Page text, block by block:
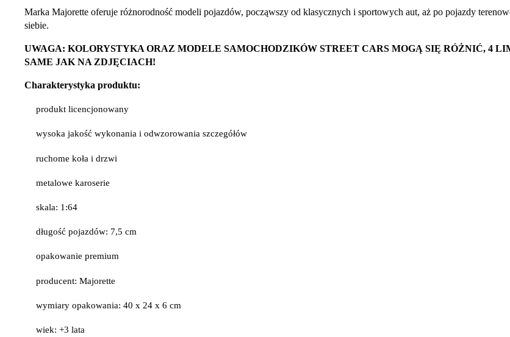
Marka Majorette oferuje różnorodność modeli pojazdów, począwszy od klasycznych i sportowych aut, aż po pojazdy
siebie.
UWAGA: KOLORYSTYKA ORAZ MODELE SAMOCHODZIKÓW STREET CARS MOGĄ SIĘ RÓŻNIĆ, 4
SAME JAK NA ZDJĘCIACH!
Charakterystyka produktu:
produkt licencjonowany
wysoka jakość wykonania i odwzorowania szczegółów
ruchome koła i drzwi
metalowe karoserie
skala: 1:64
długość pojazdów: 7,5 cm
opakowanie premium
producent: Majorette
wymiary opakowania: 40 x 24 x 6 cm
wiek: +3 lata